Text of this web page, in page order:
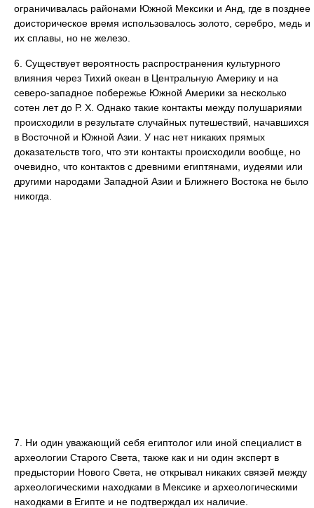
ограничивалась районами Южной Мексики и Анд, где в позднее
доисторическое время использовалось золото, серебро, медь и
их сплавы, но не железо.
6. Существует вероятность распространения культурного
влияния через Тихий океан в Центральную Америку и на
северо-западное побережье Южной Америки за несколько
сотен лет до Р. Х. Однако такие контакты между полушариями
происходили в результате случайных путешествий, начавшихся
в Восточной и Южной Азии. У нас нет никаких прямых
доказательств того, что эти контакты происходили вообще, но
очевидно, что контактов с древними египтянами, иудеями или
другими народами Западной Азии и Ближнего Востока не было
никогда.
7. Ни один уважающий себя египтолог или иной специалист в
археологии Старого Света, также как и ни один эксперт в
предыстории Нового Света, не открывал никаких связей между
археологическими находками в Мексике и археологическими
находками в Египте и не подтверждал их наличие.